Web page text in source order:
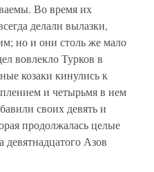
Во время их
делали вылазки,
но и они столь же мало
вовлекло Турков в
козаки кинулись к
и четырьмя в нем
своих девять и
продолжалась целые
Азов